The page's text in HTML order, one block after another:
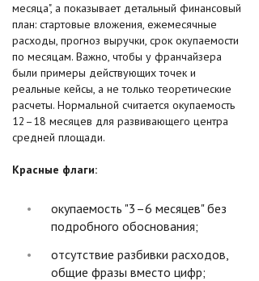
месяца", а показывает детальный финансовый
план: стартовые вложения, ежемесячные
расходы, прогноз выручки, срок окупаемости
по месяцам. Важно, чтобы у франчайзера
были примеры действующих точек и
реальные кейсы, а не только теоретические
расчеты. Нормальной считается окупаемость
12–18 месяцев для развивающего центра
средней площади.
Красные флаги:
окупаемость "3–6 месяцев" без
подробного обоснования;
отсутствие разбивки расходов,
общие фразы вместо цифр;